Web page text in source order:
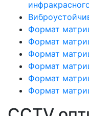
Формат
Формат
Формат
Формат
Формат
Формат